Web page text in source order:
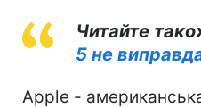
Читайте
5 не
Apple -